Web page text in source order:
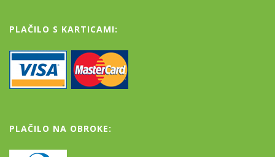
PLAČILO S KARTICAMI:
PLAČILO NA OBROKE: